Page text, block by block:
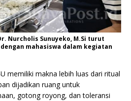
Nurcholis Sunuyeko, M.Si turut
mahasiswa dalam kegiatan
memiliki makna lebih luas dari ritual
dijadikan ruang untuk
gotong royong, dan toleransi